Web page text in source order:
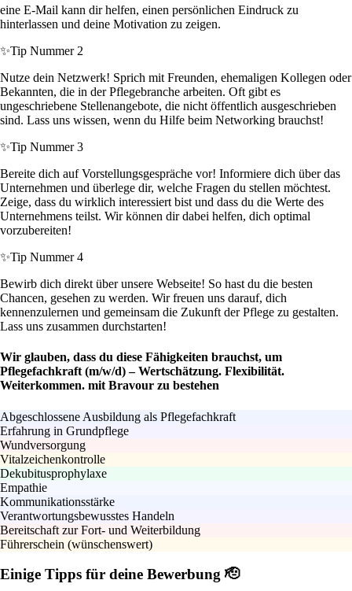
eine E-Mail kann dir helfen, einen persönlichen Eindruck zu
hinterlassen und deine Motivation zu zeigen.
✨Tip Nummer 2
Nutze dein Netzwerk! Sprich mit Freunden, ehemaligen Kollegen oder
Bekannten, die in der Pflegebranche arbeiten. Oft gibt es
ungeschriebene Stellenangebote, die nicht öffentlich ausgeschrieben
sind. Lass uns wissen, wenn du Hilfe beim Networking brauchst!
✨Tip Nummer 3
Bereite dich auf Vorstellungsgespräche vor! Informiere dich über das
Unternehmen und überlege dir, welche Fragen du stellen möchtest.
Zeige, dass du wirklich interessiert bist und dass du die Werte des
Unternehmens teilst. Wir können dir dabei helfen, dich optimal
vorzubereiten!
✨Tip Nummer 4
Bewirb dich direkt über unsere Webseite! So hast du die besten
Chancen, gesehen zu werden. Wir freuen uns darauf, dich
kennenzulernen und gemeinsam die Zukunft der Pflege zu gestalten.
Lass uns zusammen durchstarten!
Wir glauben, dass du diese Fähigkeiten brauchst, um
Pflegefachkraft (m/w/d) – Wertschätzung. Flexibilität.
Weiterkommen. mit Bravour zu bestehen
Abgeschlossene Ausbildung als Pflegefachkraft
Erfahrung in Grundpflege
Wundversorgung
Vitalzeichenkontrolle
Dekubitusprophylaxe
Empathie
Kommunikationsstärke
Verantwortungsbewusstes Handeln
Bereitschaft zur Fort- und Weiterbildung
Führerschein (wünschenswert)
Einige Tipps für deine Bewerbung 🫡